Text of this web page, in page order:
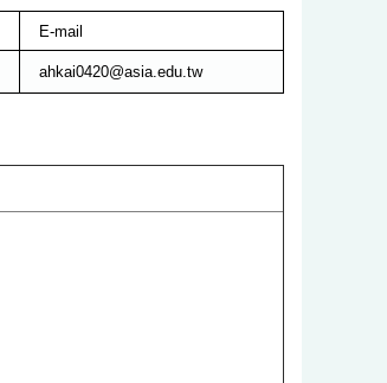
E-mail
ahkai0420@asia.edu.tw